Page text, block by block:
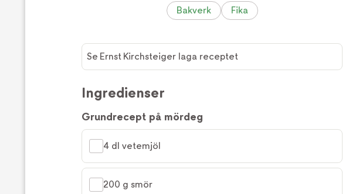
Bakverk Fika
Se Ernst Kirchsteiger laga receptet
Ingredienser
Grundrecept på mördeg
4 dl vetemjöl
200 g smör